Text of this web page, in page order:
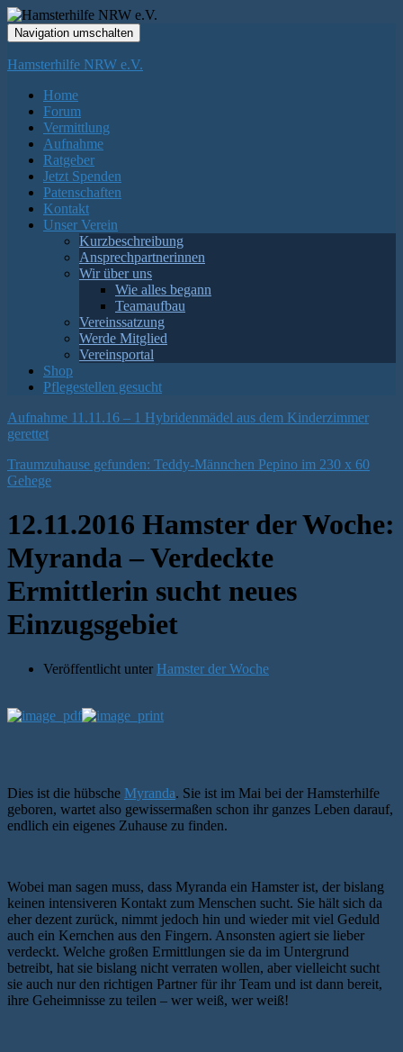
Navigation umschalten
Hamsterhilfe NRW e.V.
Home
Forum
Vermittlung
Aufnahme
Ratgeber
Jetzt Spenden
Patenschaften
Kontakt
Unser Verein
Kurzbeschreibung
Ansprechpartnerinnen
Wir über uns
Wie alles begann
Teamaufbau
Vereinssatzung
Werde Mitglied
Vereinsportal
Shop
Pflegestellen gesucht
Aufnahme 11.11.16 – 1 Hybridenmädel aus dem Kinderzimmer
gerettet
Traumzuhause gefunden: Teddy-Männchen Pepino im 230 x 60
Gehege
12.11.2016 Hamster der Woche:
Myranda – Verdeckte
Ermittlerin sucht neues
Einzugsgebiet
Veröffentlicht unter Hamster der Woche
Dies ist die hübsche Myranda. Sie ist im Mai bei der Hamsterhilfe
geboren, wartet also gewissermaßen schon ihr ganzes Leben darauf,
endlich ein eigenes Zuhause zu finden.
Wobei man sagen muss, dass Myranda ein Hamster ist, der bislang
keinen intensiveren Kontakt zum Menschen sucht. Sie hält sich da
eher dezent zurück, nimmt jedoch hin und wieder mit viel Geduld
auch ein Kernchen aus den Fingern. Ansonsten agiert sie lieber
verdeckt. Welche großen Ermittlungen sie da im Untergrund
betreibt, hat sie bislang nicht verraten wollen, aber vielleicht sucht
sie auch nur den richtigen Partner für ihr Team und ist dann bereit,
ihre Geheimnisse zu teilen – wer weiß, wer weiß!